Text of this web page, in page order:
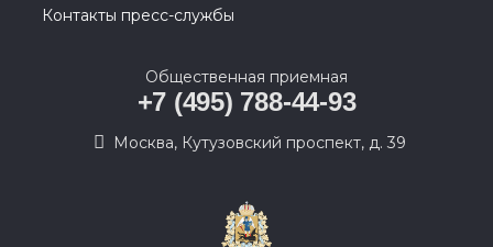
Контакты пресс-службы
Общественная приемная
+7 (495) 788-44-93
Москва, Кутузовский проспект, д. 39